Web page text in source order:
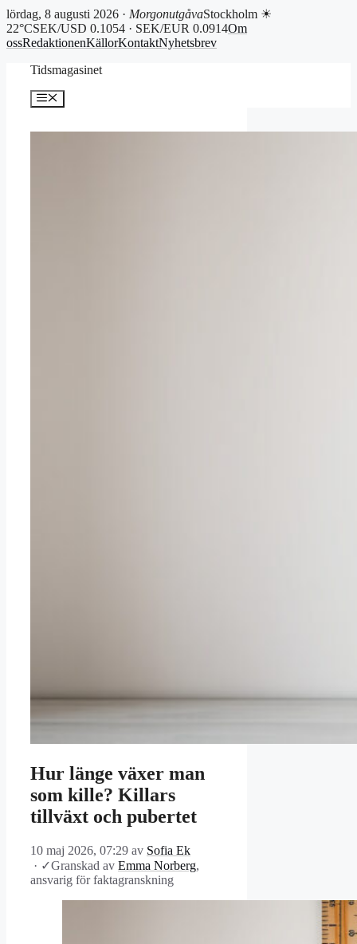
lördag, 8 augusti 2026 · MorgonutgåvaStockholm ☀
22°CSEK/USD 0.1054 · SEK/EUR 0.0914Om
ossRedaktionenKällorKontaktNyhetsbrev
Tidsmagasinet
Meny
Hur länge växer man
som kille? Killars
tillväxt och pubertet
10 maj 2026, 07:29 av Sofia Ek
· ✓Granskad av Emma Norberg,
ansvarig för faktagranskning